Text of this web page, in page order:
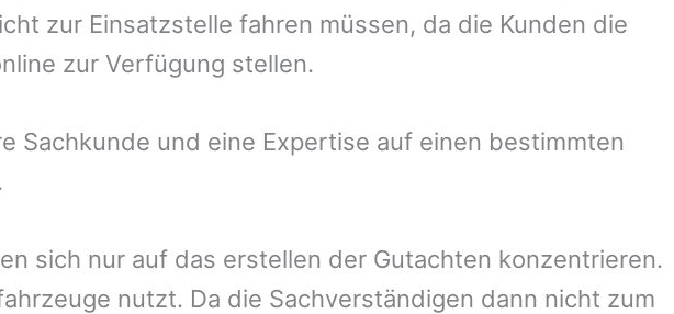
zur Einsatzstelle fahren müssen, da die Kunden die
zur Verfügung stellen.
Sachkunde und eine Expertise auf einen bestimmten
sich nur auf das erstellen der Gutachten konzentrieren.
nutzt. Da die Sachverständigen dann nicht zum